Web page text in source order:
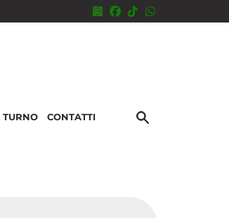
TURNO CONTATTI